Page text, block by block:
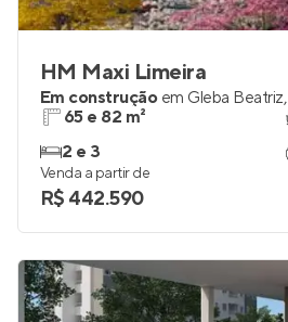
HM Maxi Limeira
Em construção em Gleba Beatriz,
65 e 82 m²
2 e 3
Venda a partir de
R$ 442.590